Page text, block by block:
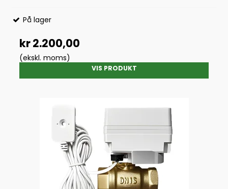
På lager
kr 2.200,00
(ekskl. moms)
VIS PRODUKT